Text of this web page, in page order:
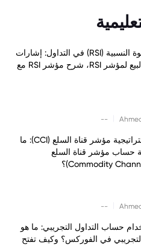
مؤشر القوة النسبية (RSI) في التداول: إشارات
الشراء والبيع لمؤشر RSI، شرح مؤشر RSI مع
--
ما هي استراتيجية مؤشر قناة السلع (CCI): ما
حساب مؤشر قناة السلع
--
حساب التداول التجريبي: ما هو
في الفوركس؟ وكيف تفتح